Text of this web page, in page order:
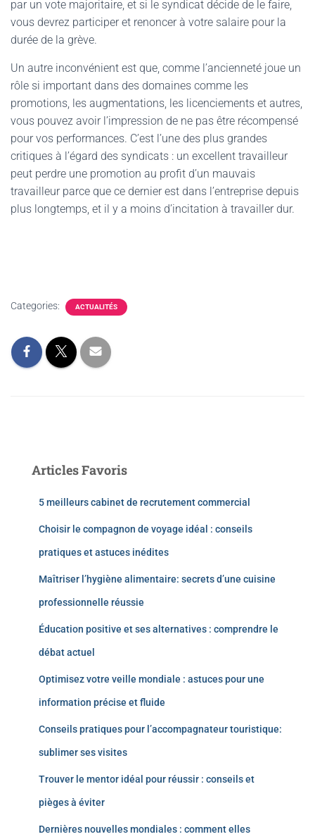
par un vote majoritaire, et si le syndicat décide de le faire,
vous devrez participer et renoncer à votre salaire pour la
durée de la grève.
Un autre inconvénient est que, comme l’ancienneté joue un
rôle si important dans des domaines comme les
promotions, les augmentations, les licenciements et autres,
vous pouvez avoir l’impression de ne pas être récompensé
pour vos performances. C’est l’une des plus grandes
critiques à l’égard des syndicats : un excellent travailleur
peut perdre une promotion au profit d’un mauvais
travailleur parce que ce dernier est dans l’entreprise depuis
plus longtemps, et il y a moins d’incitation à travailler dur.
Categories: ACTUALITÉS
Articles Favoris
5 meilleurs cabinet de recrutement commercial
Choisir le compagnon de voyage idéal : conseils
pratiques et astuces inédites
Maîtriser l’hygiène alimentaire: secrets d’une cuisine
professionnelle réussie
Éducation positive et ses alternatives : comprendre le
débat actuel
Optimisez votre veille mondiale : astuces pour une
information précise et fluide
Conseils pratiques pour l’accompagnateur touristique:
sublimer ses visites
Trouver le mentor idéal pour réussir : conseils et
pièges à éviter
Dernières nouvelles mondiales : comment elles